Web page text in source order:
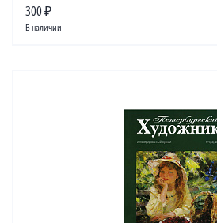
300 ₽
В наличии